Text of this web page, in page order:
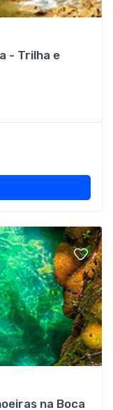
- Trilha e
na Boca